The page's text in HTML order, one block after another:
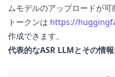
ムモデルのアップロードが可
トークンは https://
作成できます。
代表的なASR LLMとその情